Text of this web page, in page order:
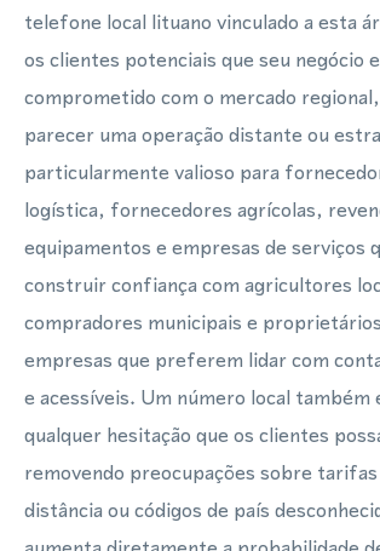
telefone local lituano vinculado a esta
os clientes potenciais que seu negócio
comprometido com o mercado
parecer uma operação distante ou
particularmente valioso para
logística, fornecedores agrícolas,
equipamentos e empresas de serviços
construir confiança com agricultores
compradores municipais e
empresas que preferem lidar com
e acessíveis. Um número local também
qualquer hesitação que os clientes
removendo preocupações sobre tarifas
distância ou códigos de país